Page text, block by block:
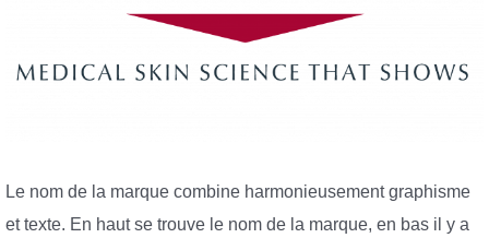
Le nom de la marque combine harmonieusement graphisme
et texte. En haut se trouve le nom de la marque, en bas il y a